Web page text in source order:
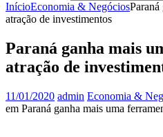
InícioEconomia & NegóciosParaná
atração de investimentos
Paraná ganha mais
atração de
11/01/2020 admin Economia &
em Paraná ganha mais uma